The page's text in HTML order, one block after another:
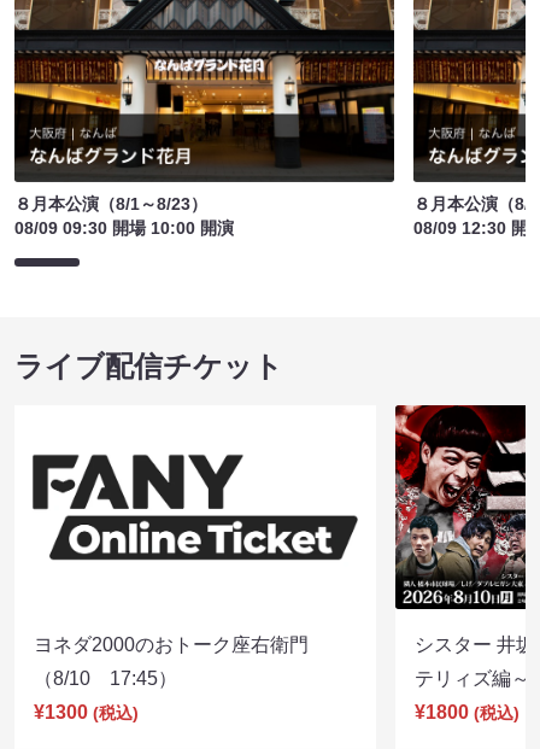
８月本公演（8/1～8/23）
08/09 09:30 開場 10:00 開演
８月本公演（8/
08/09 12:30 開
ライブ配信チケット
ヨネダ2000のおトーク座右衛門
（8/10 17:45）
¥1300 (税込)
シスター 井
テリィズ編
¥1800 (税込)